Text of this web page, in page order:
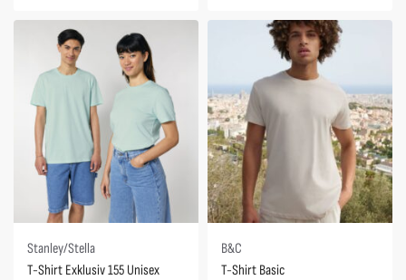
Stanley/Stella
T-Shirt Exklusiv 155 Unisex
B&C
T-Shirt Basic